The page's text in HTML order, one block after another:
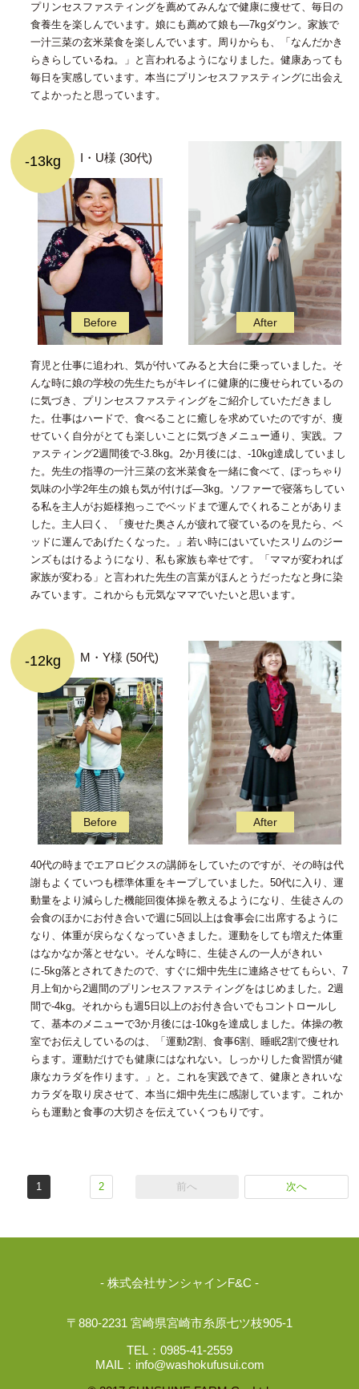
プリンセスファスティングを薦めてみんなで健康に痩せて、毎日の
食養生を楽しんでいます。娘にも薦めて娘も―7kgダウン。家族で
一汁三菜の玄米菜食を楽しんでいます。周りからも、「なんだかき
らきらしているね。」と言われるようになりました。健康あっても
毎日を実感しています。本当にプリンセスファスティングに出会え
てよかったと思っています。
I・U様 (30代)
-13kg
育児と仕事に追われ、気が付いてみると大台に乗っていました。そ
んな時に娘の学校の先生たちがキレイに健康的に痩せられているの
に気づき、プリンセスファスティングをご紹介していただきまし
た。仕事はハードで、食べることに癒しを求めていたのですが、痩
せていく自分がとても楽しいことに気づきメニュー通り、実践。フ
ァスティング2週間後で-3.8kg。2か月後には、-10kg達成していまし
た。先生の指導の一汁三菜の玄米菜食を一緒に食べて、ぽっちゃり
気味の小学2年生の娘も気が付けば―3kg。ソファーで寝落ちしてい
る私を主人がお姫様抱っこでベッドまで運んでくれることがありま
した。主人曰く、「痩せた奥さんが疲れて寝ているのを見たら、ベ
ッドに運んであげたくなった。」若い時にはいていたスリムのジー
ンズもはけるようになり、私も家族も幸せです。「ママが変われば
家族が変わる」と言われた先生の言葉がほんとうだったなと身に染
みています。これからも元気なママでいたいと思います。
M・Y様 (50代)
-12kg
40代の時までエアロビクスの講師をしていたのですが、その時は代
謝もよくていつも標準体重をキープしていました。50代に入り、運
動量をより減らした機能回復体操を教えるようになり、生徒さんの
会食のほかにお付き合いで週に5回以上は食事会に出席するように
なり、体重が戻らなくなっていきました。運動をしても増えた体重
はなかなか落とせない。そんな時に、生徒さんの一人がきれい
に-5kg落とされてきたので、すぐに畑中先生に連絡させてもらい、7
月上旬から2週間のプリンセスファスティングをはじめました。2週
間で-4kg。それからも週5日以上のお付き合いでもコントロールし
て、基本のメニューで3か月後には-10kgを達成しました。体操の教
室でお伝えしているのは、「運動2割、食事6割、睡眠2割で痩せれ
らます。運動だけでも健康にはなれない。しっかりした食習慣が健
康なカラダを作ります。」と。これを実践できて、健康ときれいな
カラダを取り戻させて、本当に畑中先生に感謝しています。これか
らも運動と食事の大切さを伝えていくつもりです。
前へ 次へ
1 2
株式会社サンシャインF&C
〒880-2231 宮崎県宮崎市糸原七ツ枝905-1
TEL： 0985-41-2559
MAIL： info@washokufusui.com